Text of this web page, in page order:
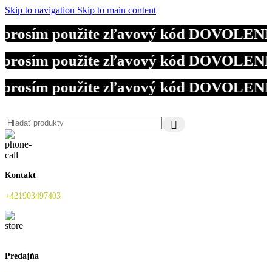
Skip to navigation Skip to main content
použite zľavový kód
použite zľavový kód
použite zľavový kód
Kontakt
+421903497403
Predajňa